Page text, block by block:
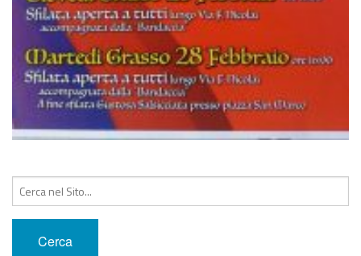
Cerca: